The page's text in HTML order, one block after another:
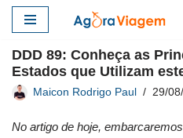
para
o
conteúdo
DDD 89: Conheça as
Estados que Utilizam
Maicon Rodrigo Paul 29/
No artigo de hoje,